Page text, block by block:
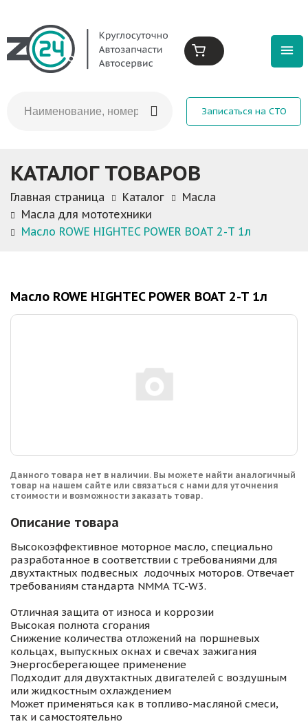
Записаться на СТО
КАТАЛОГ ТОВАРОВ
Главная страница Каталог
Масла
Масла для мототехники
Масло ROWE HIGHTEC POWER BOAT 2-T 1л
Масло ROWE HIGHTEC POWER BOAT 2-T 1л
Данного товара нет в наличии. Вы можете найти аналогичный
товар на нашем сайте или связаться с нами для уточнения
стоимости и возможности заказать товар.
Описание товара
Высокоэффективное моторное масло, специально
разработанное в соответствии с требованиями для
двухтактных подвесных лодочных моторов. Отвечает
требованиям стандарта NMMA TC-W3.
Отличная защита от износа и коррозии
Высокая полнота сгорания
Снижение количества отложений на поршневых
кольцах, выпускных окнах и свечах зажигания
Энергосберегающее применение
Подходит для двухтактных двигателей с воздушным
или жидкостным охлаждением
Может применяться как в топливо-масляной смеси,
так и самостоятельно